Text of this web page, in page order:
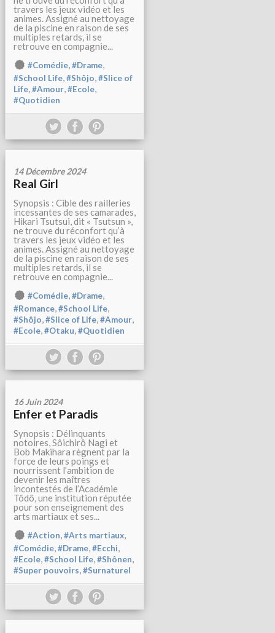
travers les jeux vidéo et les
animes. Assigné au nettoyage
de la piscine en raison de ses
multiples retards, il se
retrouve en compagnie...
#Comédie,#Drame,
#School Life,#Shôjo,#Slice of
Life,#Amour,#Ecole,
#Quotidien
14 Décembre 2024
Real Girl
Synopsis : Cible des railleries
incessantes de ses camarades,
Hikari Tsutsui, dit « Tsutsun »,
ne trouve du réconfort qu’à
travers les jeux vidéo et les
animes. Assigné au nettoyage
de la piscine en raison de ses
multiples retards, il se
retrouve en compagnie...
#Comédie,#Drame,
#Romance,#School Life,
#Shôjo,#Slice of Life,#Amour,
#Ecole,#Otaku,#Quotidien
16 Juin 2024
Enfer et Paradis
Synopsis : Délinquants
notoires, Sôichirô Nagi et
Bob Makihara règnent par la
force de leurs poings et
nourrissent l’ambition de
devenir les maîtres
incontestés de l’Académie
Tôdô, une institution réputée
pour son enseignement des
arts martiaux et ses...
#Action,#Arts martiaux,
#Comédie,#Drame,#Ecchi,
#Ecole,#School Life,#Shônen,
#Super pouvoirs,#Surnaturel